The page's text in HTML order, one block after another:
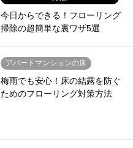
今日からできる！フローリング
掃除の超簡単な裏ワザ5選
アパートマンションの床
梅雨でも安心！床の結露を防ぐ
ためのフローリング対策方法